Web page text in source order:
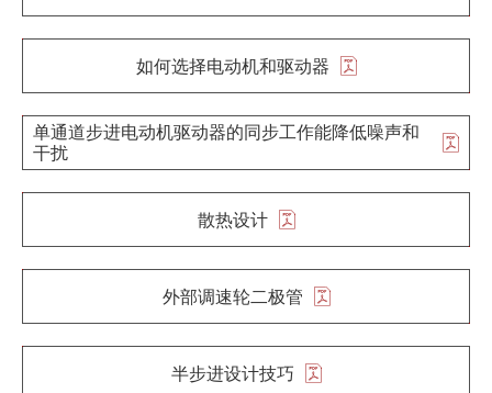
如何选择电动机和驱动器
单通道步进电动机驱动器的同步工作能降低噪声和
干扰
散热设计
外部调速轮二极管
半步进设计技巧